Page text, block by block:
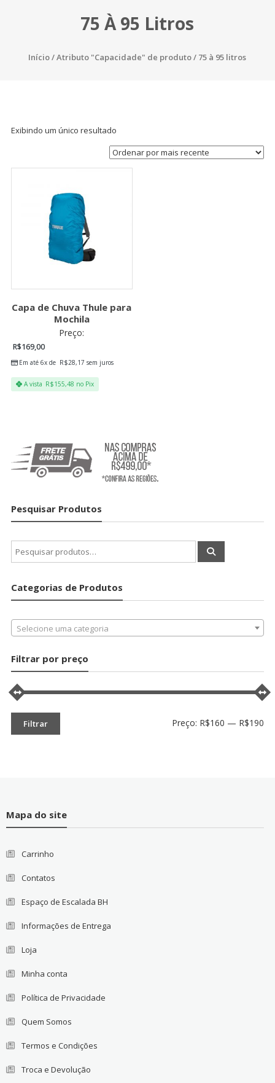
75 À 95 Litros
Início/ Atributo "Capacidade" de produto / 75 à 95 litros
Exibindo um único resultado
Capa de Chuva Thule para
Mochila
Preço:
R$169,00
Em até 6x de R$28,17 sem juros
A vista R$155,48 no Pix
Pesquisar Produtos
Pesquisar
por:
Categorias de Produtos
Selecione uma categoria
Filtrar por preço
Filtrar Preço: R$160 — R$190
Mapa do site
Carrinho
Contatos
Espaço de Escalada BH
Informações de Entrega
Loja
Minha conta
Política de Privacidade
Quem Somos
Termos e Condições
Troca e Devolução